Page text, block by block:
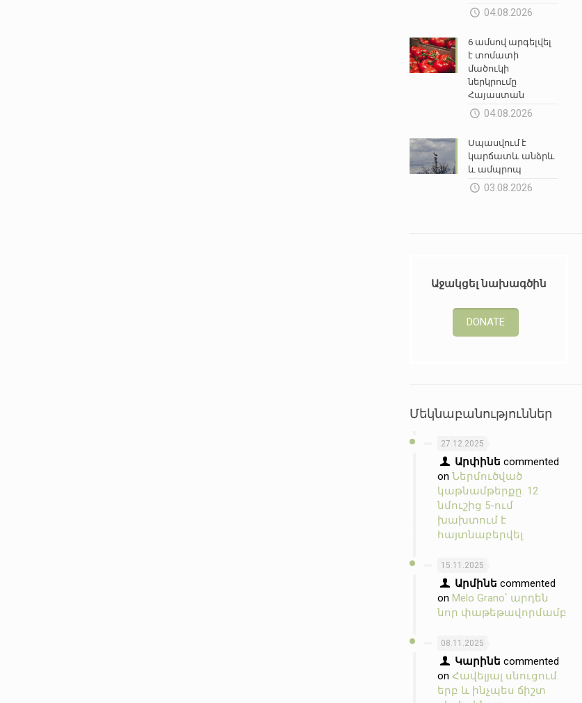
04.08.2026
6 ամսով արգելվել
է տոմատի
մածուկի
ներկրումը
Հայաստան
04.08.2026
Սպասվում է
կարճատև անձրև
և ամպրոպ
03.08.2026
Աջակցել նախագծին
DONATE
Մեկնաբանություններ
27.12.2025
Արփինե commented
onՆերմուծված
կաթնամթերքը. 12
նմուշից 5-ում
խախտում է
հայտնաբերվել
15.11.2025
Արմինե commented
onMelo Grano՝ արդեն
նոր փաթեթավորմամբ
08.11.2025
Կարինե commented
onՀավելյալ սնուցում.
երբ և ինչպես ճիշտ